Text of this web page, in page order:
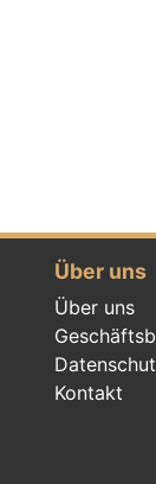
Über uns
Über uns
Kontakt